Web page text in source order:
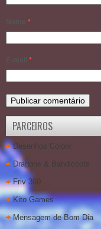
*
*
PARCEIROS
Desenhos Colorir
Dragons & Bandicoots
Friv 360
Kito Games
Mensagem de Bom Dia